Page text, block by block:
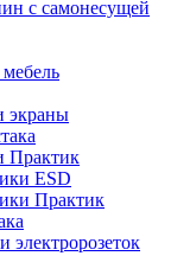
с самонесущей
экраны
Практик
ESD
Практик